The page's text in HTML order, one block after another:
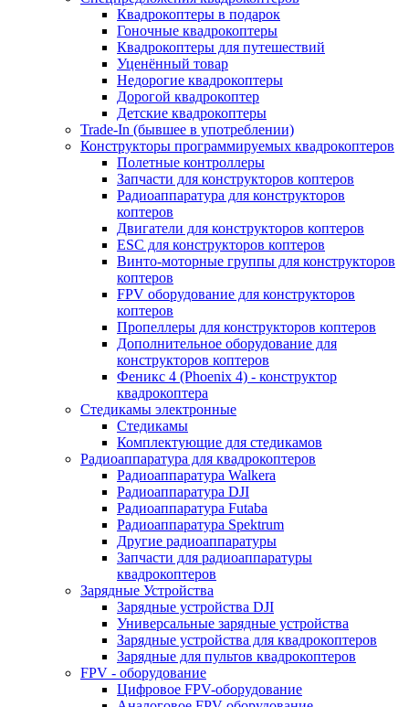
Квадрокоптеры в подарок
Гоночные квадрокоптеры
Квадрокоптеры для путешествий
Уценённый товар
Недорогие квадрокоптеры
Дорогой квадрокоптер
Детские квадрокоптеры
Trade-In (бывшее в употреблении)
Конструкторы программируемых квадрокоптеров
Полетные контроллеры
Запчасти для конструкторов коптеров
Радиоаппаратура для конструкторов
коптеров
Двигатели для конструкторов коптеров
ESC для конструкторов коптеров
Винто-моторные группы для конструкторов
коптеров
FPV оборудование для конструкторов
коптеров
Пропеллеры для конструкторов коптеров
Дополнительное оборудование для
конструкторов коптеров
Феникс 4 (Phoenix 4) - конструктор
квадрокоптера
Cтедикамы электронные
Стедикамы
Комплектующие для стедикамов
Радиоаппаратура для квадрокоптеров
Радиоаппаратура Walkera
Радиоаппаратура DJI
Радиоаппаратура Futaba
Радиоаппаратура Spektrum
Другие радиоаппаратуры
Запчасти для радиоаппаратуры
квадрокоптеров
Зарядные Устройства
Зарядные устройства DJI
Универсальные зарядные устройства
Зарядные устройства для квадрокоптеров
Зарядные для пультов квадрокоптеров
FPV - оборудование
Цифровое FPV-оборудование